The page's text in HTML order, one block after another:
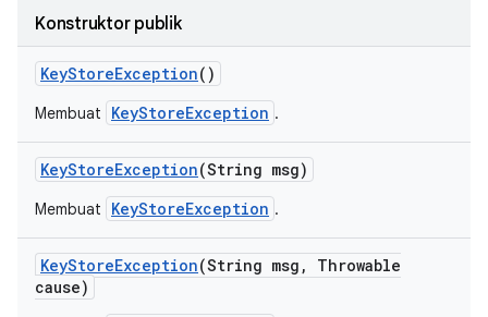
Konstruktor publik
KeyStoreException()
Membuat KeyStoreException .
KeyStoreException(String msg)
Membuat KeyStoreException .
KeyStoreException(String msg ,
Throwable
cause)